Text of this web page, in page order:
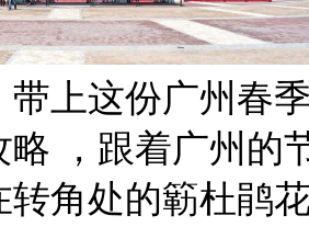
带上这份广州春
略 ，跟着广州的
转角处的簕杜鹃